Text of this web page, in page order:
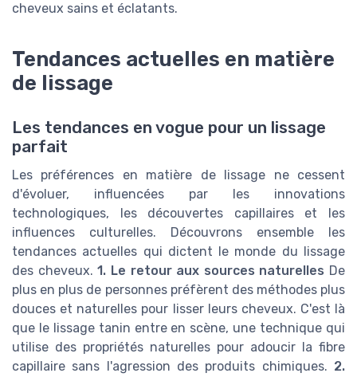
cheveux sains et éclatants.
Tendances actuelles en matière
de lissage
Les tendances en vogue pour un lissage
parfait
Les préférences en matière de lissage ne cessent
d'évoluer, influencées par les innovations
technologiques, les découvertes capillaires et les
influences culturelles. Découvrons ensemble les
tendances actuelles qui dictent le monde du lissage
des cheveux.1. Le retour aux sources naturelles De
plus en plus de personnes préfèrent des méthodes plus
douces et naturelles pour lisser leurs cheveux. C'est là
que le lissage tanin entre en scène, une technique qui
utilise des propriétés naturelles pour adoucir la fibre
capillaire sans l'agression des produits chimiques. 2.